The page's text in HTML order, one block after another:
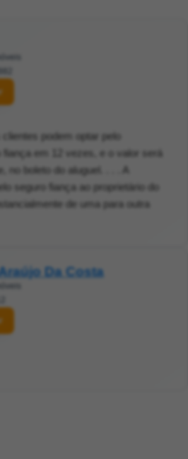
clientes podem optar pelo
fiança em 12 vezes, e o valor será
no boleto do aluguel. . . . A
seguro fiança ao proprietário do
de uma para outra
Da Costa